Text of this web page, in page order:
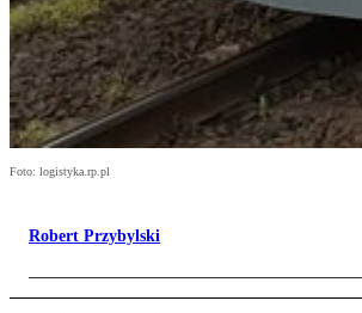
Foto: logistyka.rp.pl
Robert Przybylski